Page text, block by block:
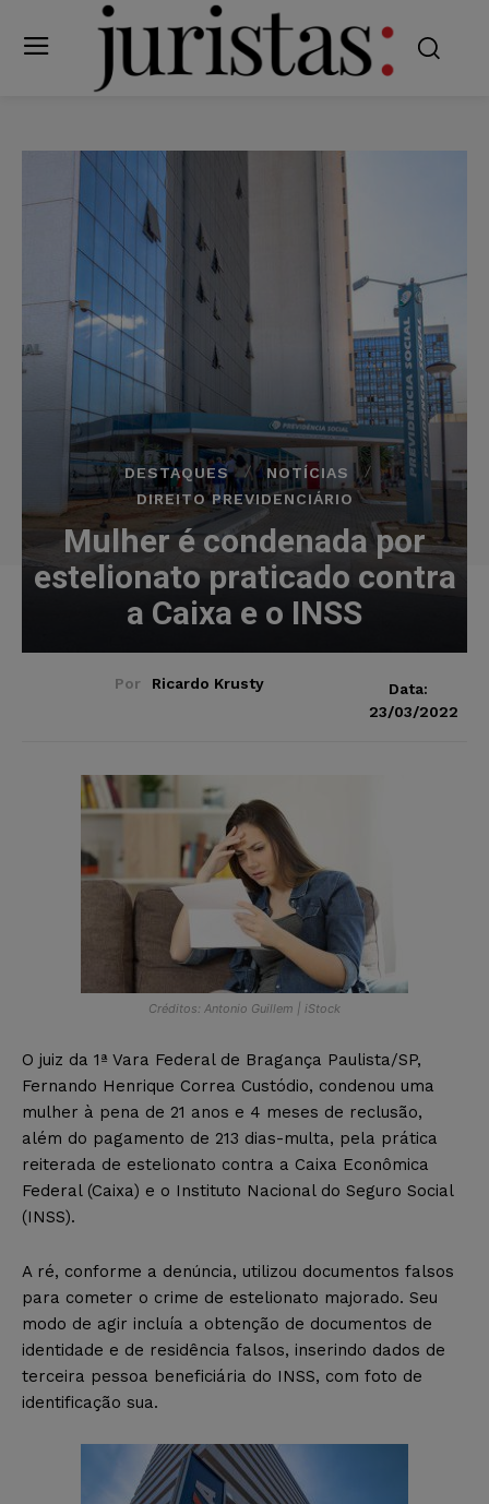
DESTAQUES
NOTÍCIAS
DIREITO PREVIDENCIÁRIO
Mulher é condenada por
estelionato praticado contra
a Caixa e o INSS
Por Ricardo Krusty
Data:
23/03/2022
Créditos: Antonio Guillem | iStock
O juiz da 1ª Vara Federal de Bragança Paulista/SP,
Fernando Henrique Correa Custódio, condenou uma
mulher à pena de 21 anos e 4 meses de reclusão,
além do pagamento de 213 dias-multa, pela prática
reiterada de estelionato contra a Caixa Econômica
Federal (Caixa) e o Instituto Nacional do Seguro Social
(INSS).
A ré, conforme a denúncia, utilizou documentos falsos
para cometer o crime de estelionato majorado. Seu
modo de agir incluía a obtenção de documentos de
identidade e de residência falsos, inserindo dados de
terceira pessoa beneficiária do INSS, com foto de
identificação sua.